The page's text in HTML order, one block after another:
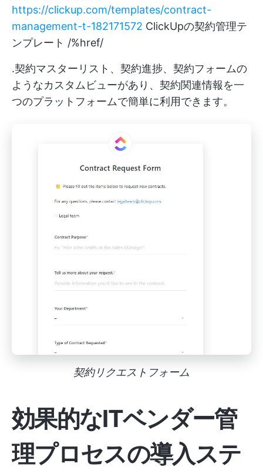
https://clickup.com/templates/contract-
management-t-182171572 ClickUpの契約管理テ
ンプレート /%href/
.契約マスターリスト、契約進捗、契約フォームの
ようなカスタムビューがあり、契約関連情報を一
つのプラットフォームで簡単に利用できます。
契約リクエストフォーム
効果的なITベンダー管
理プロセスの導入ステ